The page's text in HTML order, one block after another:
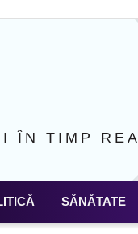
ÎN TIMP
SĂNĂTATE